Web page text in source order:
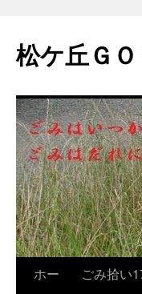
松ケ丘ＧＯ
ホー
ごみ拾い